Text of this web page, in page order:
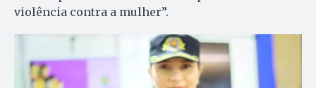
violência contra a mulher”.